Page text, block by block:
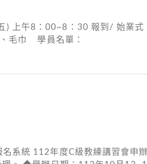
上午8：00~8：30 報到/ 始業式
毛巾 學員名單：
系統 112年度C級教練講習會申